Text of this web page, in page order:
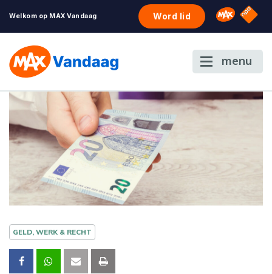
Welkom op MAX Vandaag Word lid Omroep
NPO
menu
GELD, WERK & RECHT